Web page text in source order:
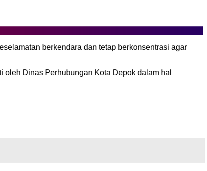
berkendara dan tetap berkonsentrasi agar
Dinas Perhubungan Kota Depok dalam hal